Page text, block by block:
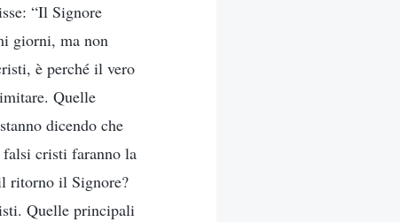
“Il Signore
giorni, ma non
è perché il vero
Quelle
dicendo che
cristi faranno la
ritorno il Signore?
Quelle principali